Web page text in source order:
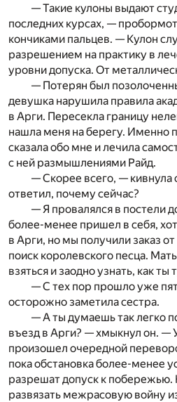
— Такие кулоны выдают
последних курсах, —
кончиками пальцев. — Кулон
разрешением на практику в
уровни допуска. От
— Потерян был
девушка нарушила правила
в Арги. Пересекла границу
нашла меня на берегу. Именно
сказала обо мне и лечила
с ней размышлениями Райд.
— Скорее всего, — кивнула
ответил, почему сейчас?
— Я провалялся в постели
более-менее пришел в себя,
в Арги, но мы получили заказ
поиск королевского песца.
взяться и заодно узнать, как
— С тех пор прошло уже
осторожно заметила сестра.
— А ты думаешь так легко
въезд в Арги? — хмыкнул он. —
произошел очередной
пока обстановка более-менее
разрешат допуск к побережью.
развязать межрасовую войну